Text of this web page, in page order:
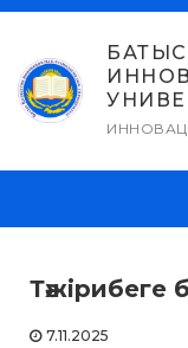
Skip
content
БАТЫС
Тәжірибеге
7.11.2025